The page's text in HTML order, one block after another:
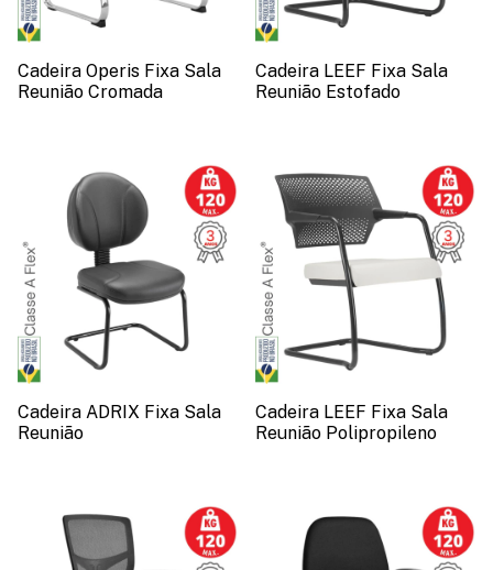
Cadeira Operis Fixa Sala
Reunião Cromada
Cadeira LEEF Fixa Sala
Reunião Estofado
Cadeira ADRIX Fixa Sala
Reunião
Cadeira LEEF Fixa Sala
Reunião Polipropileno